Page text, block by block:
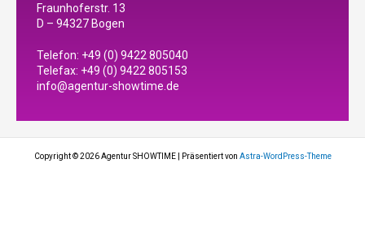
Fraunhoferstr. 13
D – 94327 Bogen
Telefon: +49 (0) 9422 805040
Telefax: +49 (0) 9422 805153
info@agentur-showtime.de
Copyright © 2026 Agentur SHOWTIME | Präsentiert von Astra-WordPress-Theme